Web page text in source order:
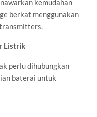
kemudahan
berkat menggunakan
Listrik
perlu dihubungkan
baterai untuk